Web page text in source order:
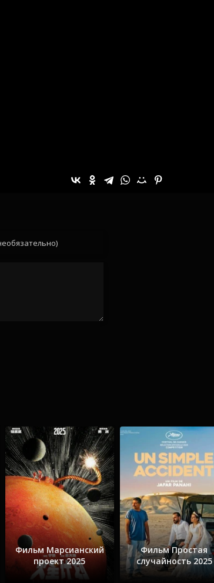
Фильм Марсианский
проект 2025
Фильм Простая
случайность 2025